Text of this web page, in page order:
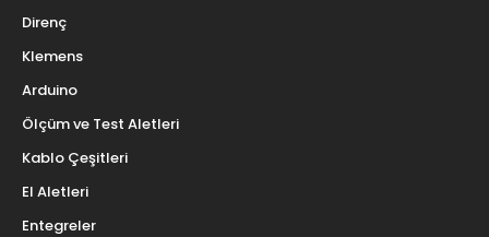
Direnç
Klemens
Arduino
Ölçüm ve Test Aletleri
Kablo Çeşitleri
El Aletleri
Entegreler